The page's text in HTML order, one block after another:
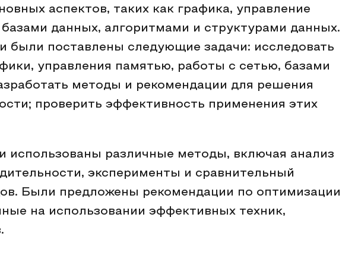
аспектов, таких как графика, управление
данных, алгоритмами и структурами данных.
были поставлены следующие задачи: исследовать
управления памятью, работы с сетью, базами
методы и рекомендации для решения
проверить эффективность применения этих
использованы различные методы, включая анализ
эксперименты и сравнительный
Были предложены рекомендации по оптимизации
на использовании эффективных техник,